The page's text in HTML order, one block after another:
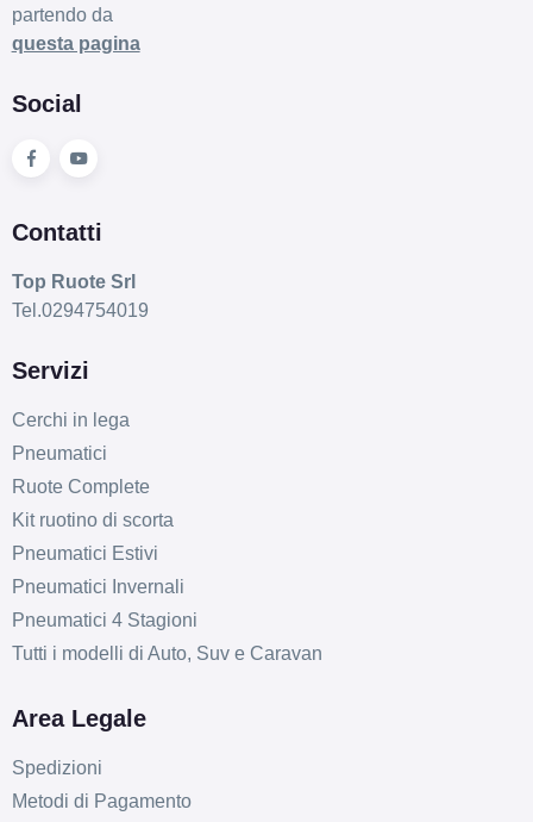
D
partendo da
questa pagina
Social
Contatti
Top Ruote Srl
Tel.0294754019
Servizi
Cerchi in lega
Pneumatici
Ruote Complete
Kit ruotino di scorta
Pneumatici Estivi
Pneumatici Invernali
Pneumatici 4 Stagioni
Tutti i modelli di Auto, Suv e Caravan
Area Legale
Spedizioni
Metodi di Pagamento